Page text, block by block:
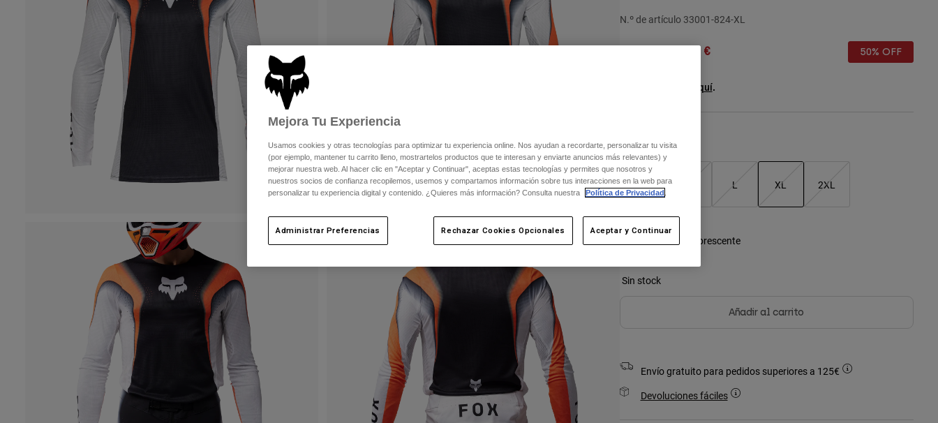
N.º de artículo 33001-824-XL
Price reduced from
35,00 € 50% OFF
aquí.
Cuadro de tallas
S L XL 2XL
Naranja fluorescente
Sin stock
Añadir al carrito
Envío gratuito para pedidos superiores a 125€
Devoluciones fáciles
Mejora Tu Experiencia
Usamos cookies y otras tecnologías para optimizar tu experiencia online. Nos ayudan a recordarte, personalizar tu visita
(por ejemplo, mantener tu carrito lleno, mostrartelos productos que te interesan y enviarte anuncios más relevantes) y
mejorar nuestra web. Al hacer clic en "Aceptar y Continuar", aceptas estas tecnologías y permites que nosotros y
nuestros socios de confianza recopilemos, usemos y compartamos información sobre tus interacciones en la web para
personalizar tu experiencia digital y contenido. ¿Quieres más información? Consulta nuestra
Política de Privacidad
Administrar Preferencias Rechazar Cookies Opcionales Aceptar y Continuar